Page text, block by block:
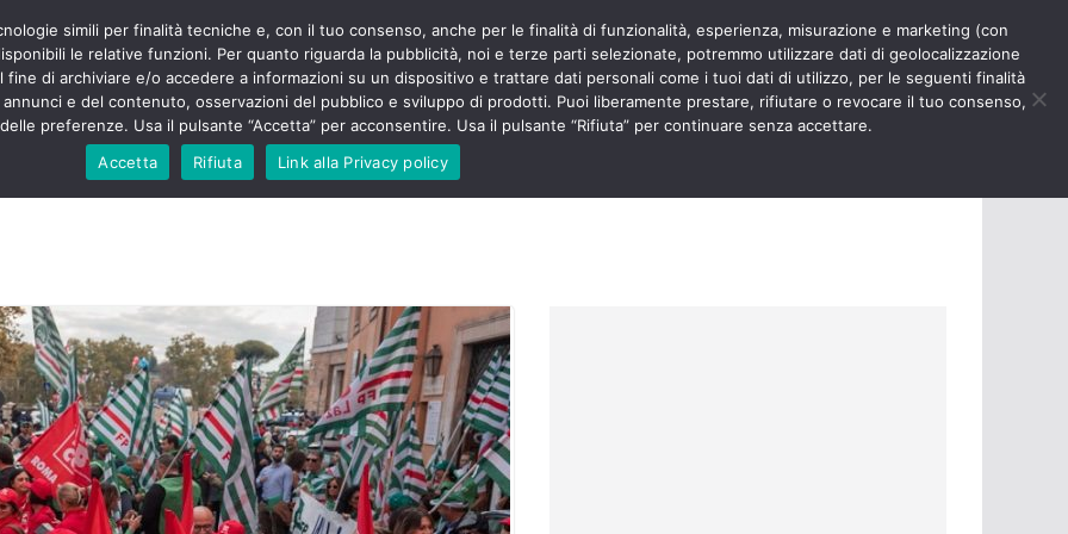
sono
senza
aggressioni
“tagli e
proclamato lo
Up contro
e
Up:
anche
POLITICA STUDENTI SALUTE COMUNICATI CURIOSITÀ NURSE TIMES
simili per finalità tecniche e, con il tuo consenso, anche per le finalità di funzionalità, esperienza, misurazione e marketing (con
le relative funzioni. Per quanto riguarda la pubblicità, noi e terze parti selezionate, potremmo utilizzare dati di geolocalizzazione
fine di archiviare e/o accedere a informazioni su un dispositivo e trattare dati personali come i tuoi dati di utilizzo, per le seguenti finalità
e del contenuto, osservazioni del pubblico e sviluppo di prodotti. Puoi liberamente prestare, rifiutare o revocare il tuo consenso,
preferenze. Usa il pulsante “Accetta” per acconsentire. Usa il pulsante “Rifiuta” per continuare senza accettare.
Accetta
Rifiuta Link alla Privacy policy